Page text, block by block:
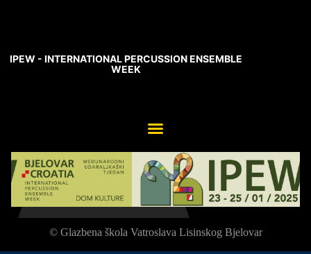
IPEW - INTERNATIONAL PERCUSSION ENSEMBLE
WEEK
© Glazbena škola Vatroslava Lisinskog Bjelovar